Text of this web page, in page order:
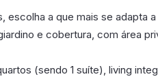
escolha a que mais se adapta
e cobertura, com área
(sendo 1 suíte), living